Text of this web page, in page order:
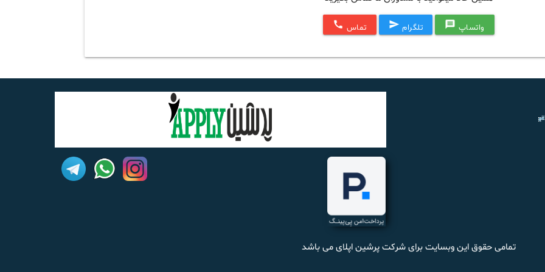
واتساپ message تلگرام send تماس call
تمامی حقوق این وبسایت برای شرکت پرشین اپلای می باشد